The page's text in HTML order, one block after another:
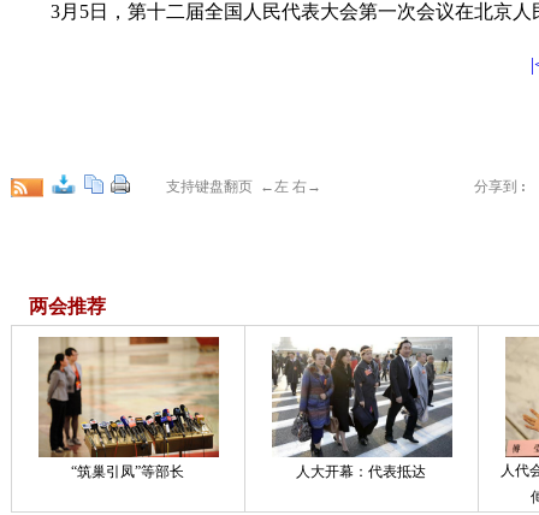
3月5日，第十二届全国人民代表大会第一次会议在北京
支持键盘翻页 ←左 右→ 分享到 :
两会推荐
“筑巢引凤”等部长 人大开幕：代表抵达
人代